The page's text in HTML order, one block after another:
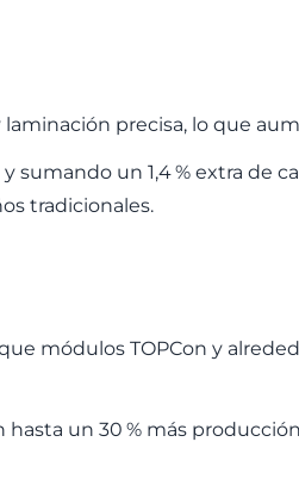
precisa, lo que
sumando un 1,4% extra de
os tradicionales.
módulos TOPCon y
hasta un 30 % más producció